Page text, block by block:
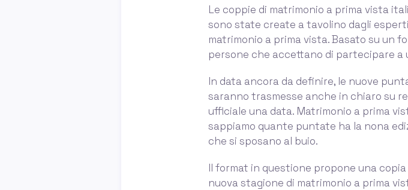
Le coppie di matrimonio a prima vista
sono state create a tavolino dagli
matrimonio a prima vista. Basato su un
persone che accettano di partecipare a
In data ancora da definire, le nuove
saranno trasmesse anche in chiaro su
ufficiale una data. Matrimonio a prima
sappiamo quante puntate ha la nona
che si sposano al buio.
Il format in questione propone una
nuova stagione di matrimonio a prima